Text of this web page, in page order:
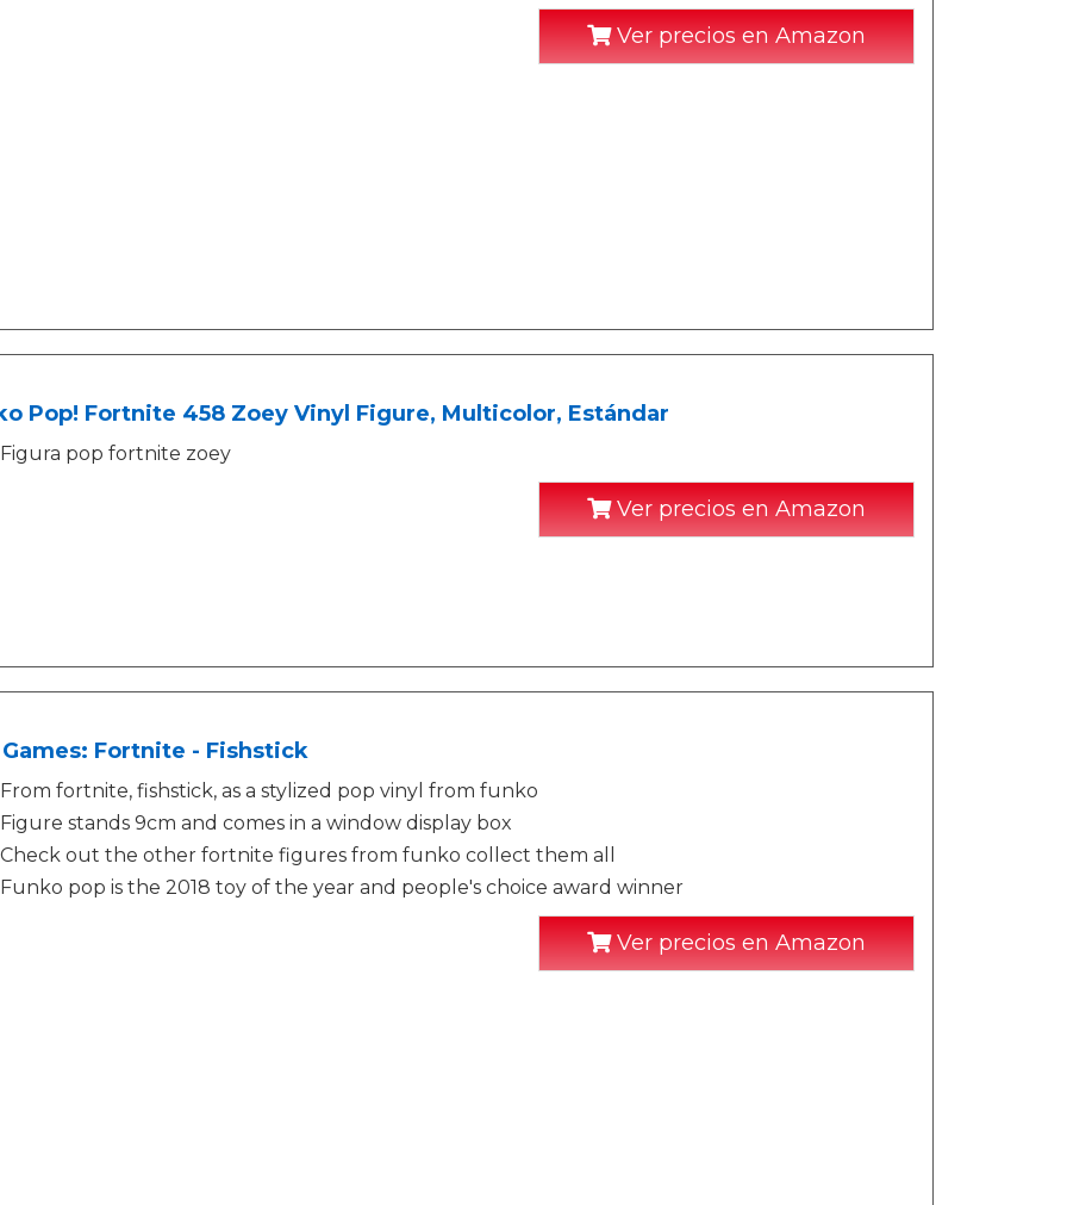
Ver precios en Amazon
Pop! Fortnite 458 Zoey Vinyl Figure, Multicolor, Estándar
Figura pop fortnite zoey
Ver precios en Amazon
Fortnite - Fishstick
From fortnite, fishstick, as a stylized pop vinyl from funko
Figure stands 9cm and comes in a window display box
Check out the other fortnite figures from funko collect them all
Funko pop is the 2018 toy of the year and people's choice award winner
Ver precios en Amazon